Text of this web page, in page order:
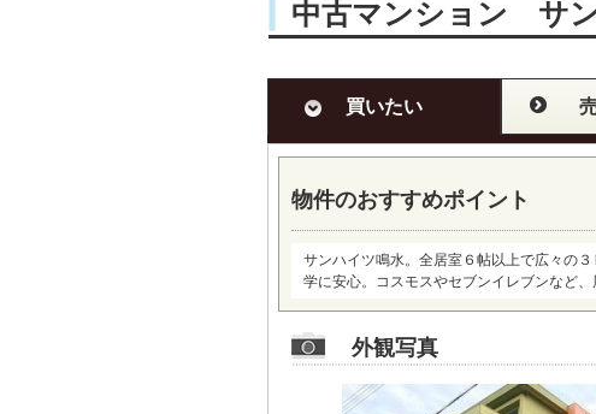
中古マンション サ
買いたい
物件のおすすめポイント
サンハイツ鳴水。全居室６帖以上で広々の
学に安心。コスモスやセブンイレブンなど
外観写真